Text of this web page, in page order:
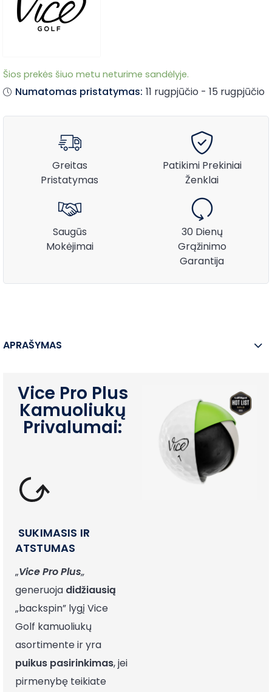
Šios prekės šiuo metu neturime sandėlyje.
Numatomas pristatymas: 11 rugpjūčio - 15 rugpjūčio
Greitas
Pristatymas
Patikimi Prekiniai
Ženklai
Saugūs
Mokėjimai
30 Dienų
Grąžinimo
Garantija
APRAŠYMAS
Vice Pro Plus
Kamuoliukų
Privalumai:
SUKIMASIS IR
ATSTUMAS
„Vice Pro Plus„
generuoja didžiausią
„backspin” lygį Vice
Golf kamuoliukų
asortimente ir yra
puikus pasirinkimas, jei
pirmenybę teikiate